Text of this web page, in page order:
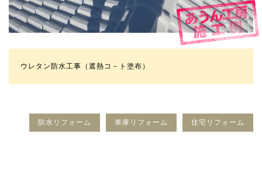
ウレタン防水工事（遮熱コ－ト塗布）
住宅リフォーム
車庫リフォーム
防水リフォーム